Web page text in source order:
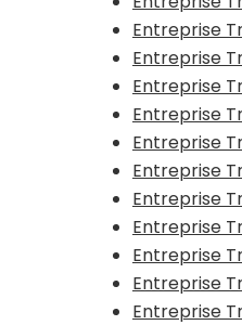
Entreprise
Entreprise
Entreprise
Entreprise
Entreprise
Entreprise
Entreprise
Entreprise
Entreprise
Entreprise
Entreprise